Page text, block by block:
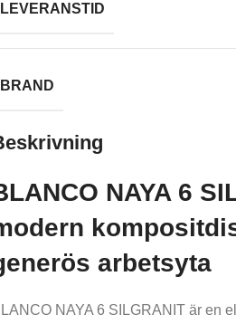
LEVERANSTID
BRAND
NAYA 6
arbetsyta
NAYA 6 SILGRANIT är en